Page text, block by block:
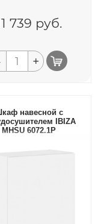
739 руб.
+
навесной с
IBIZA
MHSU 6072.1P